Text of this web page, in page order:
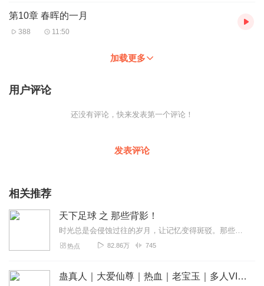
第10章 春晖的一月
388 11:50
加载更多
用户评论
还没有评论，快来发表第一个评论！
发表评论
相关推荐
天下足球 之 那些背影！
时光总是会侵蚀过往的岁月，让记忆变得斑驳。那些陪伴过我们的球星，那些影响过足坛的传奇，用他们脚下的足球，描绘出了多彩斑斓的绿茵世界。我们怀念过去，因为那里有曾...
热点 82.86万 745
蛊真人｜大爱仙尊｜热血｜老宝玉｜多人VIP免费有声剧